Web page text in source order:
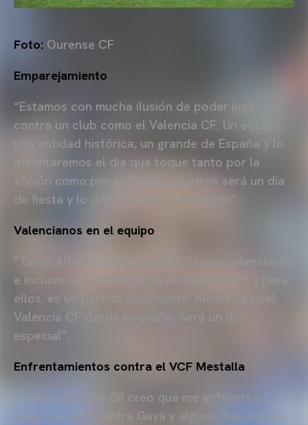
Foto: Ourense CF
Emparejamiento
“Estamos con mucha ilusión de poder jugar
contra un club como el Valencia CF. Un equipo,
una entidad histórica, un grande de España y lo
afrontaremos el día que toque tanto por la
afición como por el Club y nosotros será un día
de fiesta y lo disfrutaremos al máximo”.
Valencianos en el equipo
“Tanto Alberto Gil como Álex Gil son valencianos
e incluso han estado en la Academia VCF y para
ellos, es un partido ilusionante. Alberto es del
Valencia CF desde pequeño. Será un día
especial”.
Enfrentamientos contra el VCF Mestalla
“Contra Alberto Gil creo que me enfrenté y
luego no sé si contra Gayà y alguno más seguro.